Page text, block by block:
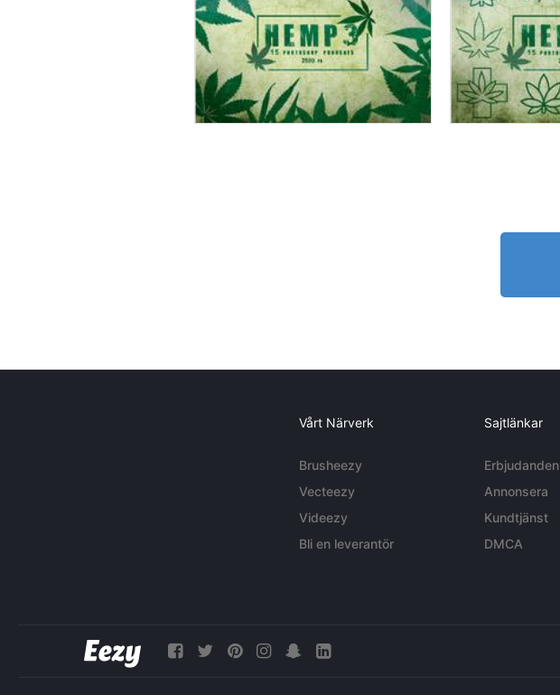
Vårt Närverk
Brusheezy
Vecteezy
Videezy
Bli en leverantör
Sajtlänkar
Erbjudanden
Annonsera
Kundtjänst
DMCA